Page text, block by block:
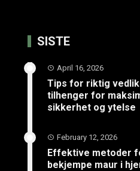
SISTE
April 16, 2026
Tips for riktig
tilhenger for
sikkerhet og ytelse
February 12, 2026
Effektive metoder
bekjempe maur i